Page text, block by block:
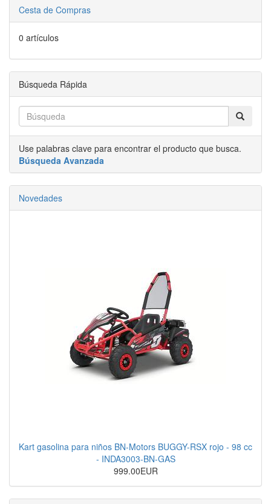
Cesta de Compras
0 artículos
Búsqueda Rápida
Use palabras clave para encontrar el producto que busca.
Búsqueda Avanzada
Novedades
Kart gasolina para niños BN-Motors BUGGY-RSX rojo - 98 cc
- INDA3003-BN-GAS
999.00EUR